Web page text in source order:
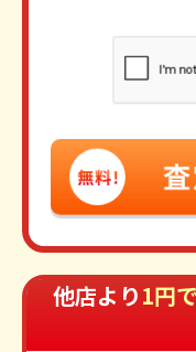
他店より1円